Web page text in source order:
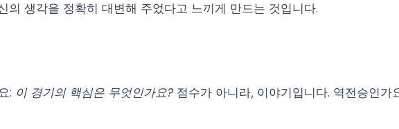
의 생각을 정확히 대변해 주었다고 느끼게 만드는 것입니다.
: 이 경기의 핵심은 무엇인가요?점수가 아니라, 이야기입니다. 역전승인가